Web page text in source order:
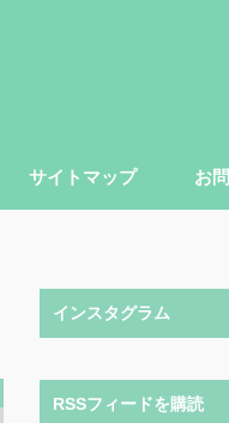
サイトマップ お
インスタグラム
RSSフィードを購読